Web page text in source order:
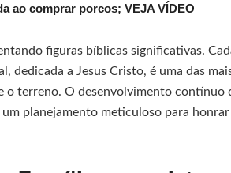
ao comprar porcos; VEJA VÍDEO
figuras bíblicas significativas.
dedicada a Jesus Cristo, é uma das
o terreno. O desenvolvimento contínuo
planejamento meticuloso para